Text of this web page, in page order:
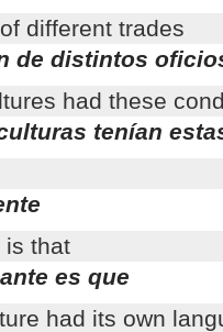
different trades
de distintos
had these
tenían
is that
es que
had its own